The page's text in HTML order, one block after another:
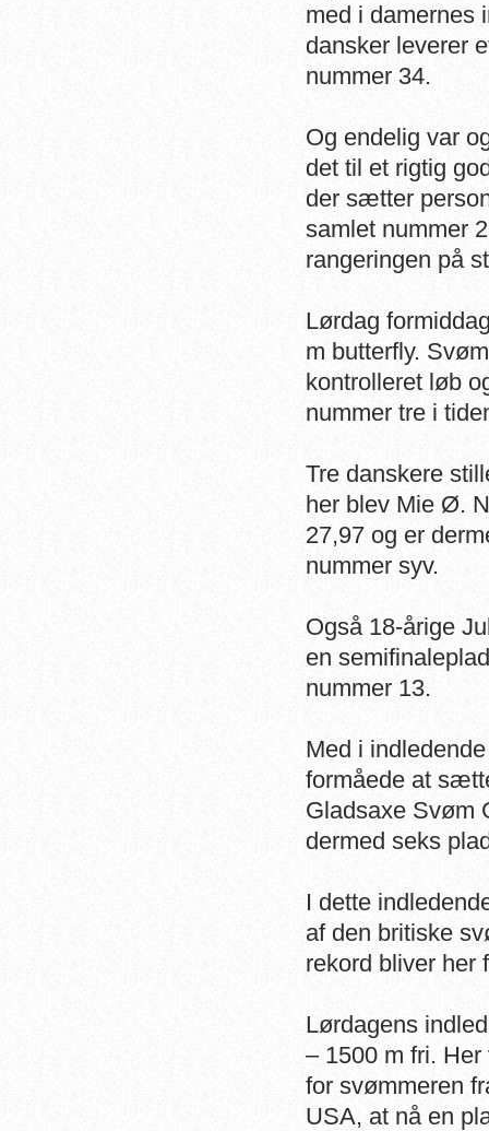
med i damernes
dansker leverer
nummer 34.
Og endelig var
det til et rigtig
der sætter
samlet nummer
rangeringen på
Lørdag
m butterfly.
kontrolleret løb
nummer tre i
Tre danskere
her blev Mie Ø.
27,97 og er
nummer syv.
Også 18-årige
en
nummer 13.
Med i
formåede at
Gladsaxe Svøm
dermed seks
I dette
af den britiske
rekord bliver her
Lørdagens
– 1500 m fri.
for svømmeren
USA, at nå en